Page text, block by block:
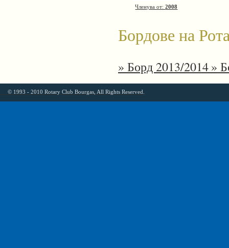
Членува от:2008
Бордове на
» Борд 2013/2014»
© 1993 - 2010 Rotary Club Bourgas, All Rights Reserved.